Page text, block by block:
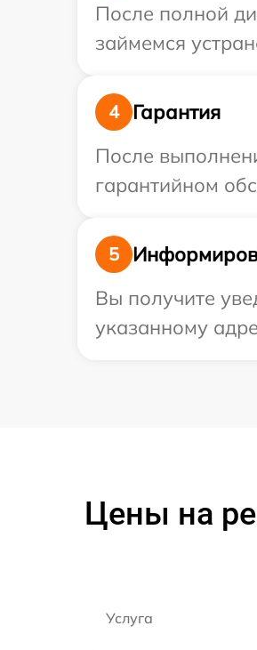
После полной
займемся
4
Гарантия
После
гарантийном
5
Вы получите
указанному
Цены на
Услуга